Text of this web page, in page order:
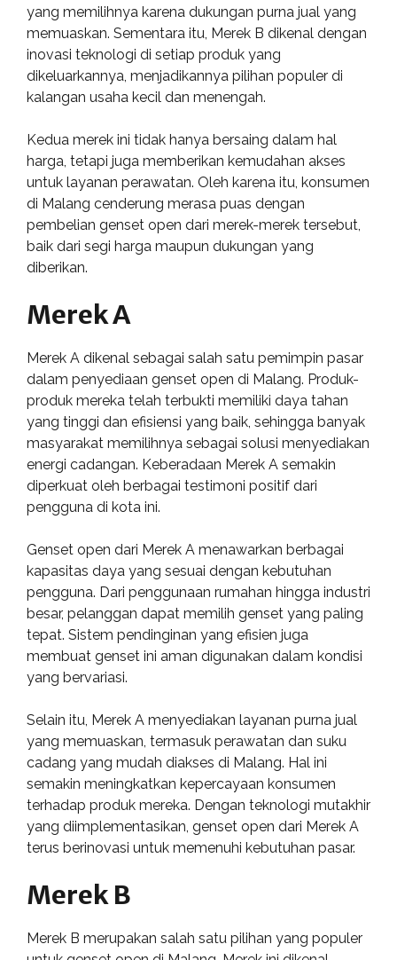
yang memilihnya karena dukungan purna jual yang
memuaskan. Sementara itu, Merek B dikenal dengan
inovasi teknologi di setiap produk yang
dikeluarkannya, menjadikannya pilihan populer di
kalangan usaha kecil dan menengah.
Kedua merek ini tidak hanya bersaing dalam hal
harga, tetapi juga memberikan kemudahan akses
untuk layanan perawatan. Oleh karena itu, konsumen
di Malang cenderung merasa puas dengan
pembelian genset open dari merek-merek tersebut,
baik dari segi harga maupun dukungan yang
diberikan.
Merek A
Merek A dikenal sebagai salah satu pemimpin pasar
dalam penyediaan genset open di Malang. Produk-
produk mereka telah terbukti memiliki daya tahan
yang tinggi dan efisiensi yang baik, sehingga banyak
masyarakat memilihnya sebagai solusi menyediakan
energi cadangan. Keberadaan Merek A semakin
diperkuat oleh berbagai testimoni positif dari
pengguna di kota ini.
Genset open dari Merek A menawarkan berbagai
kapasitas daya yang sesuai dengan kebutuhan
pengguna. Dari penggunaan rumahan hingga industri
besar, pelanggan dapat memilih genset yang paling
tepat. Sistem pendinginan yang efisien juga
membuat genset ini aman digunakan dalam kondisi
yang bervariasi.
Selain itu, Merek A menyediakan layanan purna jual
yang memuaskan, termasuk perawatan dan suku
cadang yang mudah diakses di Malang. Hal ini
semakin meningkatkan kepercayaan konsumen
terhadap produk mereka. Dengan teknologi mutakhir
yang diimplementasikan, genset open dari Merek A
terus berinovasi untuk memenuhi kebutuhan pasar.
Merek B
Merek B merupakan salah satu pilihan yang populer